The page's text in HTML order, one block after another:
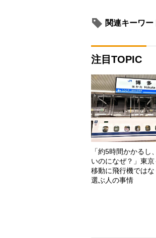
関連キーワー
注目TOPIC
「約5時間かかるし
いのになぜ？」東
移動に飛行機では
選ぶ人の事情